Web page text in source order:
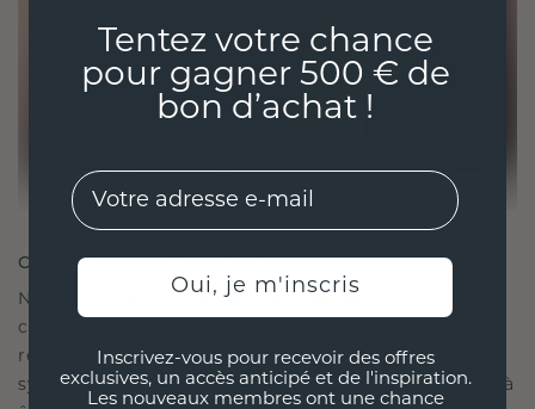
CRÉÉ POUR LA CONNEXION
Notre philosophie en matière de design est de
créer des liens, chaque pièce étant conçue pour
résister à l'épreuve du temps. Elle devient votre
symbole d'amour et de moments chéris, destinée à
Tentez votre chance
pour gagner 500 € de
bon d’achat !
EMail
Oui, je m'inscris
Inscrivez-vous pour recevoir des offres
exclusives, un accès anticipé et de l'inspiration.
Les nouveaux membres ont une chance